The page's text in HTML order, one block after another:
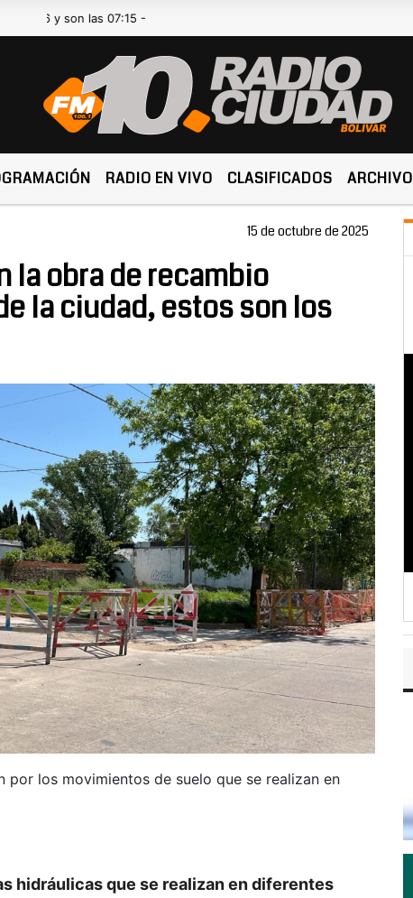
y son las 07:15 -
RADIO EN VIVO CLASIFICADOS ARCHIVO
15 de octubre de 2025
la obra de recambio
la ciudad, estos son los
por los movimientos de suelo que se realizan en
hidráulicas que se realizan en diferentes